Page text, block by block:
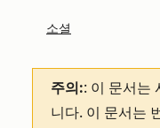
소셜
주의:: 이 문서는
니다. 이 문서는